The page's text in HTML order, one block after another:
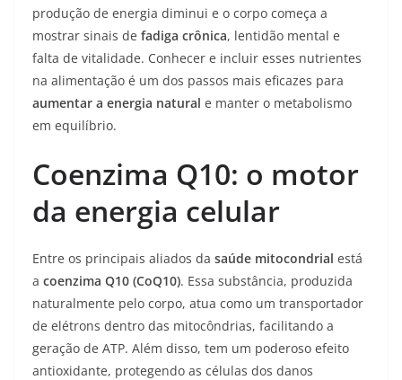
produção de energia diminui e o corpo começa a
mostrar sinais de fadiga crônica, lentidão mental e
falta de vitalidade. Conhecer e incluir esses nutrientes
na alimentação é um dos passos mais eficazes para
aumentar a energia natural e manter o metabolismo
em equilíbrio.
Coenzima Q10: o motor
da energia celular
Entre os principais aliados da saúde mitocondrial está
a coenzima Q10 (CoQ10). Essa substância, produzida
naturalmente pelo corpo, atua como um transportador
de elétrons dentro das mitocôndrias, facilitando a
geração de ATP. Além disso, tem um poderoso efeito
antioxidante, protegendo as células dos danos